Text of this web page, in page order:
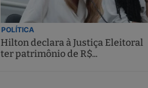
POLÍTICA
Hilton declara à Justiça Eleitoral
ter patrimônio de R$...